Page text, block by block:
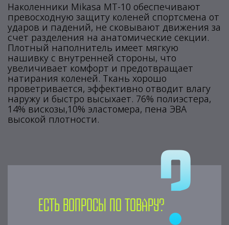
Наколенники Mikasa MT-10 обеспечивают
превосходную защиту коленей спортсмена от
ударов и падений, не сковывают движения за
счет разделения на анатомические секции.
Плотный наполнитель имеет мягкую
нашивку с внутренней стороны, что
увеличивает комфорт и предотвращает
натирания коленей. Ткань хорошо
проветривается, эффективно отводит влагу
наружу и быстро высыхает. 76% полиэстера,
14% вискозы,10% эластомера, пена ЭВА
высокой плотности.
Есть вопросы по товару?